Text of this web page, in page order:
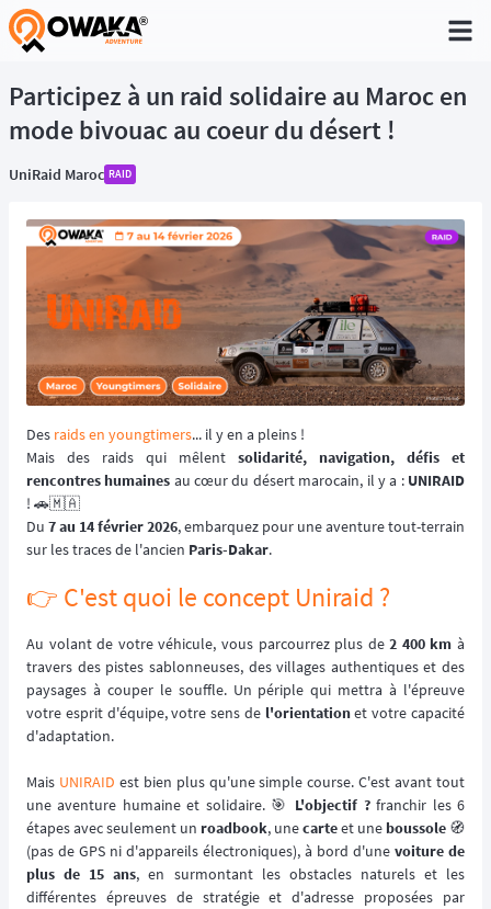
®
Participez à un raid solidaire au Maroc en
mode bivouac au coeur du désert !
UniRaid Maroc RAID
Des raids en youngtimers... il y en a pleins !
Mais des raids qui mêlent solidarité, navigation, défis et
rencontres humaines au cœur du désert marocain, il y a : UNIRAID
! 🚗🇲🇦
Du 7 au 14 février 2026, embarquez pour une aventure tout-terrain
sur les traces de l'ancien Paris-Dakar.
👉️ C'est quoi le concept Uniraid ?
Au volant de votre véhicule, vous parcourrez plus de2 400 km à
travers des pistes sablonneuses, des villages authentiques et des
paysages à couper le souffle. Un périple qui mettra à l'épreuve
votre esprit d'équipe, votre sens de l'orientationet votre capacité
d'adaptation.
Mais UNIRAID est bien plus qu'une simple course. C'est avant tout
une aventure humaine et solidaire. 🎯 L'objectif ?franchir les 6
étapes avec seulement un roadbook, unecarteet une boussole 🧭
(pas de GPS ni d'appareils électroniques), à bord d'une voiture de
plus de 15 ans, en surmontant les obstacles naturels et les
différentes épreuves de stratégie et d'adresse proposées par